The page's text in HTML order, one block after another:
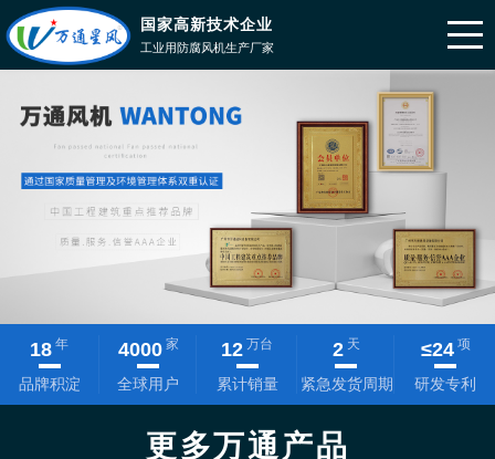
国家高新技术企业
工业用防腐风机生产厂家
18 年
品牌积淀
4000家
全球用户
12 万台
累计销量
2 天
紧急发货周期
≤24 项
研发专利
更多万通产品